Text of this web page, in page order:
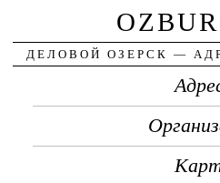
ДЕЛОВОЙ ОЗЕРСК —